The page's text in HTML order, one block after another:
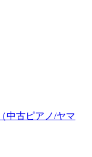
中古ピアノ/ヤマ